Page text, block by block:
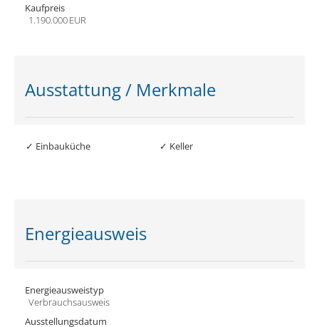
Kaufpreis
1.190.000 EUR
Ausstattung / Merkmale
✓ Einbauküche ✓ Keller
Energieausweis
Energieausweistyp
Verbrauchs­ausweis
Ausstellungsdatum